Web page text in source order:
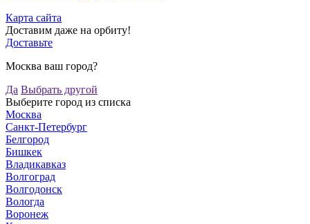
Карта сайта
Доставим даже на орбиту!
Доставьте
Москва ваш город?
Да Выбрать другой
Выберите город из списка
Москва
Санкт-Петербург
Белгород
Бишкек
Владикавказ
Волгоград
Волгодонск
Вологда
Воронеж